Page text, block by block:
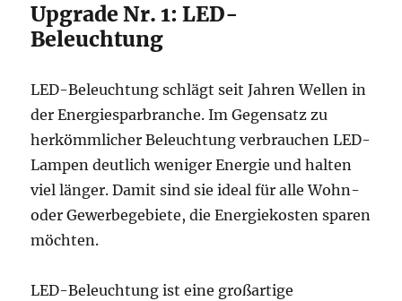
Upgrade Nr. 1: LED-
Beleuchtung
LED-Beleuchtung schlägt seit Jahren Wellen in
der Energiesparbranche. Im Gegensatz zu
herkömmlicher Beleuchtung verbrauchen LED-
Lampen deutlich weniger Energie und halten
viel länger. Damit sind sie ideal für alle Wohn-
oder Gewerbegebiete, die Energiekosten sparen
möchten.
LED-Beleuchtung ist eine großartige